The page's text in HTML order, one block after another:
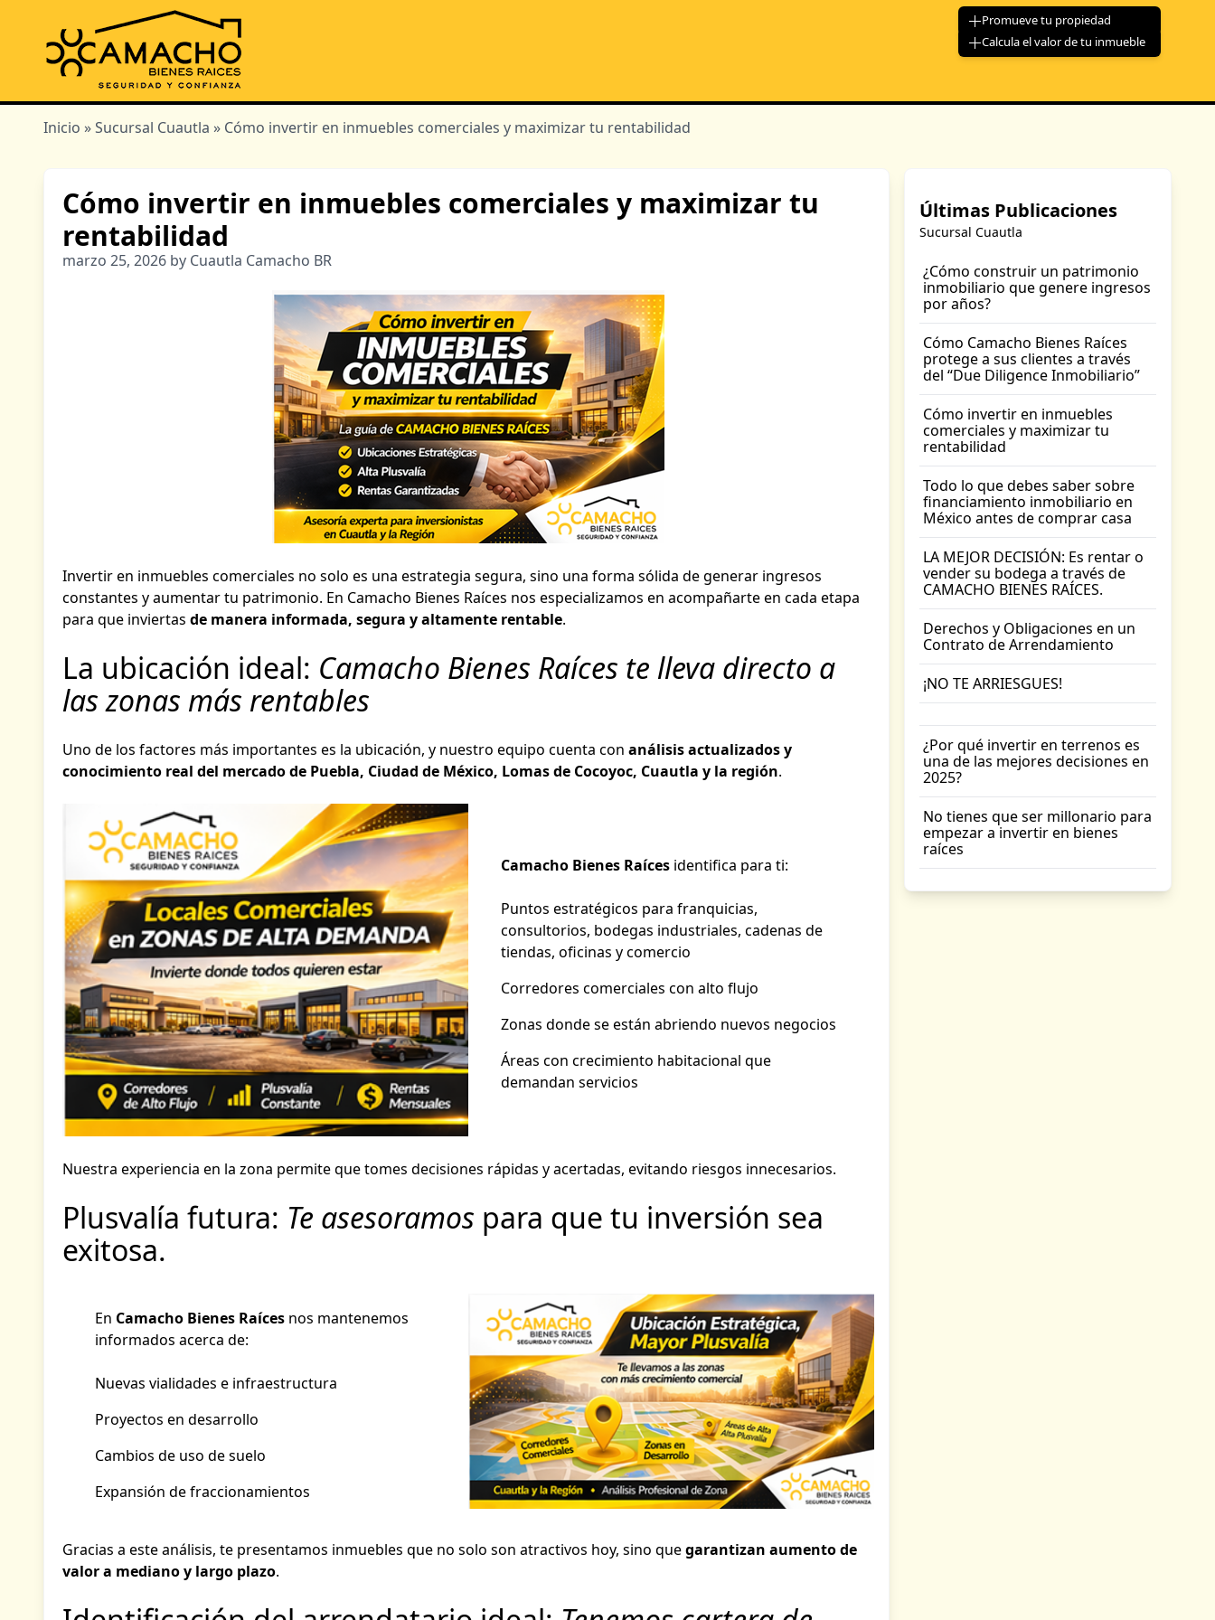
Promueve tu propiedad
Calcula el valor de tu inmueble
Inicio »Sucursal Cuautla » Cómo invertir en inmuebles comerciales y maximizar tu rentabilidad
Cómo invertir en inmuebles comerciales y maximizar tu
rentabilidad
marzo 25, 2026 by Cuautla Camacho BR
Invertir en inmuebles comerciales no solo es una estrategia segura, sino una forma sólida de generar ingresos
constantes y aumentar tu patrimonio. En Camacho Bienes Raíces nos especializamos en acompañarte en cada etapa
para que inviertas de manera informada, segura y altamente rentable.
La ubicación ideal: Camacho Bienes Raíces te lleva directo a
las zonas más rentables
Uno de los factores más importantes es la ubicación, y nuestro equipo cuenta con análisis actualizados y
conocimiento real del mercado de Puebla, Ciudad de México, Lomas de Cocoyoc, Cuautla y la región.
Camacho Bienes Raícesidentifica para ti:
Puntos estratégicos para franquicias,
consultorios, bodegas industriales, cadenas de
tiendas, oficinas y comercio
Corredores comerciales con alto flujo
Zonas donde se están abriendo nuevos negocios
Áreas con crecimiento habitacional que
demandan servicios
Nuestra experiencia en la zona permite que tomes decisiones rápidas y acertadas, evitando riesgos innecesarios.
Plusvalía futura: Te asesoramos para que tu inversión sea
exitosa.
En Camacho Bienes Raícesnos mantenemos
informados acerca de:
Nuevas vialidades e infraestructura
Proyectos en desarrollo
Cambios de uso de suelo
Expansión de fraccionamientos
Gracias a este análisis, te presentamos inmuebles que no solo son atractivos hoy, sino quegarantizan aumento de
valor a mediano y largo plazo.
Últimas Publicaciones
Sucursal Cuautla
¿Cómo construir un patrimonio
inmobiliario que genere ingresos
por años?
Cómo Camacho Bienes Raíces
protege a sus clientes a través
del “Due Diligence Inmobiliario”
Cómo invertir en inmuebles
comerciales y maximizar tu
rentabilidad
Todo lo que debes saber sobre
financiamiento inmobiliario en
México antes de comprar casa
LA MEJOR DECISIÓN: Es rentar o
vender su bodega a través de
CAMACHO BIENES RAÍCES.
Derechos y Obligaciones en un
Contrato de Arrendamiento
¡NO TE ARRIESGUES!
¿Por qué invertir en terrenos es
una de las mejores decisiones en
2025?
No tienes que ser millonario para
empezar a invertir en bienes
raíces